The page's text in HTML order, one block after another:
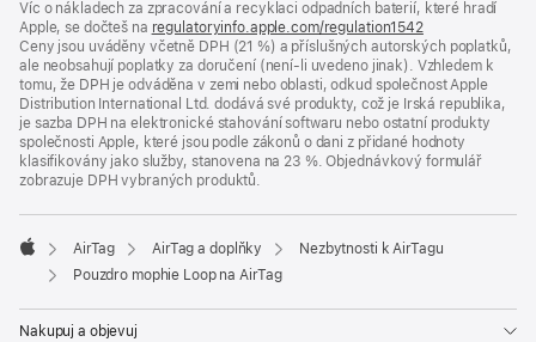
Víc o nákladech za zpracování a recyklaci odpadních baterií, které hradí
Apple, se dočteš na regulatoryinfo.apple.com/regulation1542(otevře
se
v novém
okně)
Ceny jsou uváděny včetně DPH (21 %) a příslušných autorských poplatků,
ale neobsahují poplatky za doručení (není-li uvedeno jinak). Vzhledem k
tomu, že DPH je odváděna v zemi nebo oblasti, odkud společnost Apple
Distribution International Ltd. dodává své produkty, což je Irská republika,
je sazba DPH na elektronické stahování softwaru nebo ostatní produkty
společnosti Apple, které jsou podle zákonů o dani z přidané hodnoty
klasifikovány jako služby, stanovena na 23 %. Objednávkový formulář
zobrazuje DPH vybraných produktů.
Apple
AirTag AirTag a doplňky
Nezbytnosti k AirTagu
Pouzdro mophie Loop na AirTag
Nakupuj a objevuj